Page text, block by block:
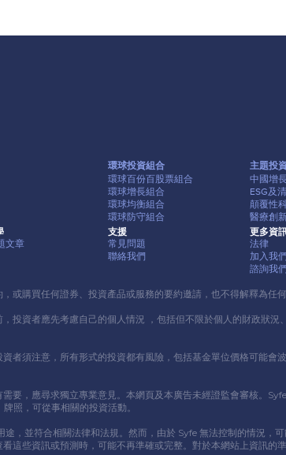
環球投資組合
環球百份百股票組合
環球增長組合
環球均衡組合
環球防守組合
主題投
中國增
ESG及
顛覆性
醫療創
⽂章
⽀援
常⾒問題
聯絡我們
更多資
法律
加入我們
諮詢我們
購買任何證券、投資產品或服務的要約邀請，也不得解釋為任
投資者應先考慮⾃⼰的個⼈情況 ，包括但不限於個⼈的財政狀
者須注意，所有形式的投資都有風險，包括基⾦單位價格可能會
要，應尋求獨立專業意⾒。本網頁及本廣告未經證監會審核。
照，可從事相關的投資活動。
，並符合相關法律和法規。然⽽，由於 Syfe 無法控制的情況，
這些資訊或預測時，可能不再準確或完整。對於本網站上資訊